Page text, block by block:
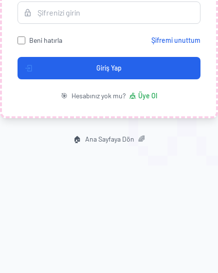
Beni hatırla Şifremi unuttum
Giriş Yap
🎯 Hesabınız yok mu? 🎪 Üye Ol
🏠 Ana Sayfaya Dön 🌈